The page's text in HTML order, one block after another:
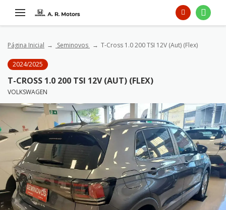
Página Inicial Seminovos T-Cross 1.0 200 TSI 12V (Aut) (Flex)
2024/2025
T-CROSS 1.0 200 TSI 12V (AUT) (FLEX)
VOLKSWAGEN